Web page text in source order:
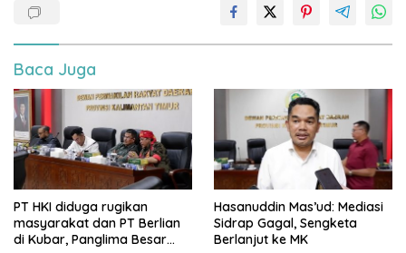
Baca Juga
PT HKI diduga rugikan
masyarakat dan PT Berlian
di Kubar, Panglima Besar
Hasanuddin Mas’ud: Mediasi
Sidrap Gagal, Sengketa
Berlanjut ke MK